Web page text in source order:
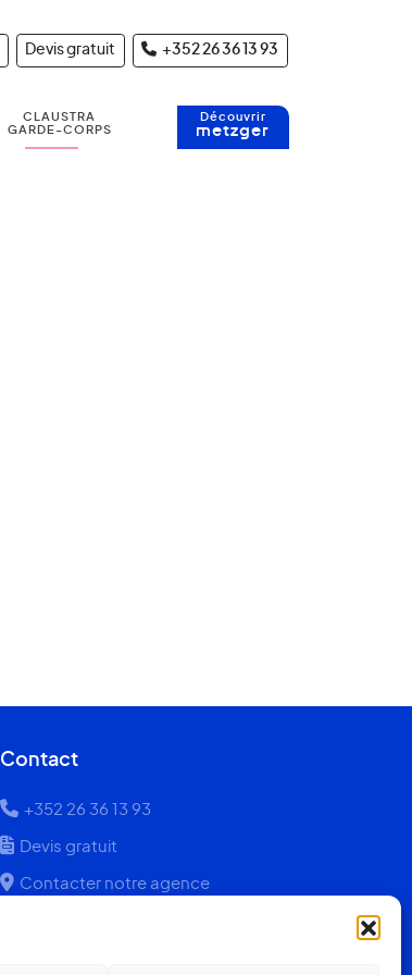
Devis gratuit +352 26 36 13 93
CLAUSTRA
GARDE-CORPS
Découvrir
metzger
Contact
+352 26 36 13 93
Devis gratuit
Contacter notre agence